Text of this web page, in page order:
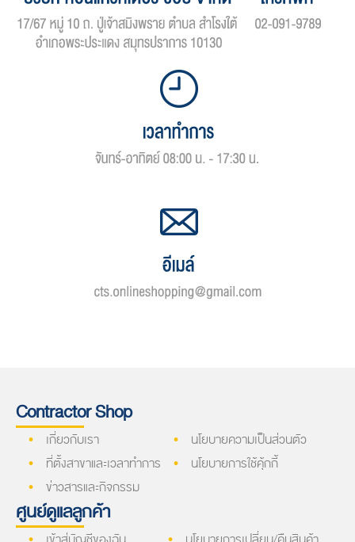
Contractor Shop
เกี่ยวกับเรา
ที่ตั้งสาขาและเวลาทำการ
ข่าวสารและกิจกรรม
นโยบายความเป็นส่วนตัว
นโยบายการใช้คุ้กกี้
ศูนย์ดูแลลูกค้า